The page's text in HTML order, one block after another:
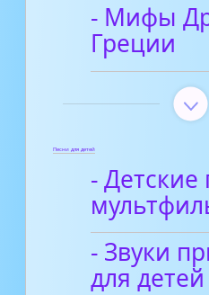
- Мифы
Греции
Песни для детей
- Детские
- Звуки
для детей